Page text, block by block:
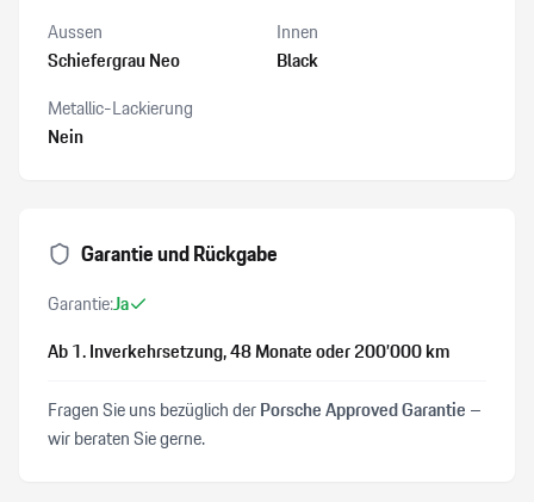
Aussen
Schiefergrau Neo
Innen
Black
Metallic-Lackierung
Nein
Garantie und Rückgabe
Garantie:Ja
Ab 1. Inverkehrsetzung, 48 Monateoder 200’000 km
Fragen Sie uns bezüglich derPorsche Approved Garantie –
wir beraten Sie gerne.